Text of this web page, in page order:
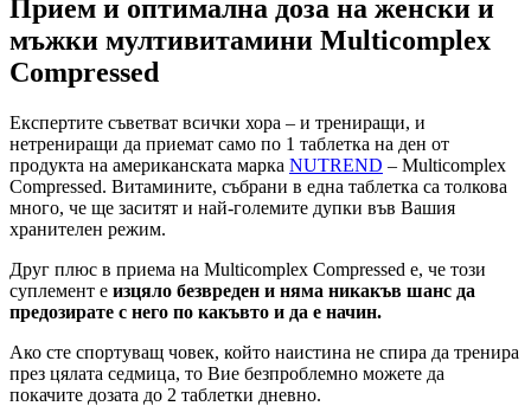
Прием и оптимална доза на женски и
мъжки мултивитамини Multicomplex
Compressed
Експертите съветват всички хора – и трениращи, и
нетрениращи да приемат само по 1 таблетка на ден от
продукта на американската марка NUTREND – Multicomplex
Compressed. Витамините, събрани в една таблетка са толкова
много, че ще заситят и най-големите дупки във Вашия
хранителен режим.
Друг плюс в приема на Multicomplex Compressed е, че този
суплемент е изцяло безвреден и няма никакъв шанс да
предозирате с него по какъвто и да е начин.
Ако сте спортуващ човек, който наистина не спира да тренира
през цялата седмица, то Вие безпроблемно можете да
покачите дозата до 2 таблетки дневно.